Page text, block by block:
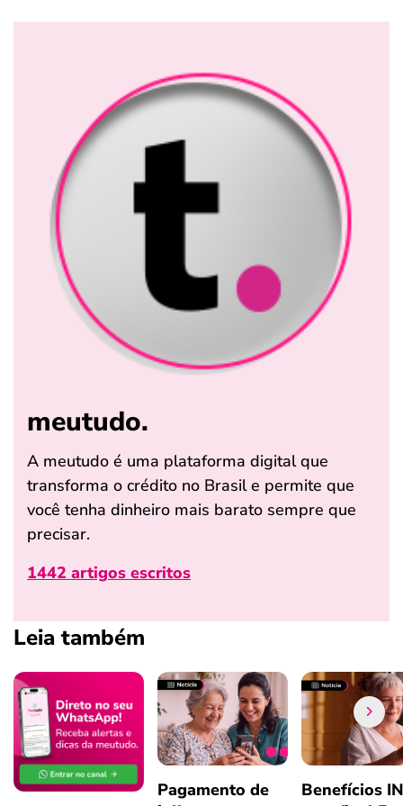
meutudo.
A meutudo é uma plataforma digital que
transforma o crédito no Brasil e permite que
você tenha dinheiro mais barato sempre que
precisar.
1442 artigos escritos
Leia também
Pagamento de
Benefícios